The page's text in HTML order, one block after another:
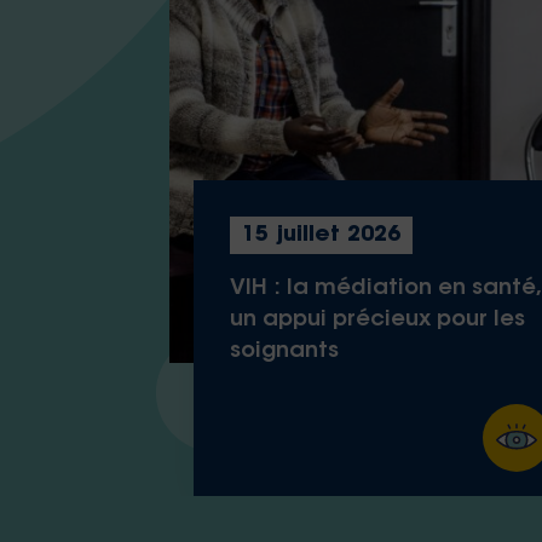
15 juillet 2026
VIH : la médiation en santé,
un appui précieux pour les
soignants